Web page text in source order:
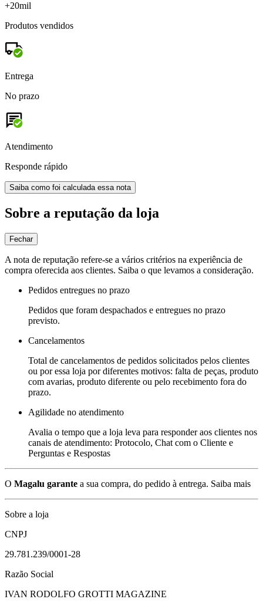
+20mil
Produtos vendidos
Entrega
No prazo
Atendimento
Responde rápido
Saiba como foi calculada essa nota
Sobre a reputação da loja
Fechar
A nota de reputação refere-se a vários critérios na experiência de
compra oferecida aos clientes. Saiba o que levamos a consideração.
Pedidos entregues no prazo
Pedidos que foram despachados e entregues no prazo
previsto.
Cancelamentos
Total de cancelamentos de pedidos solicitados pelos clientes
ou por essa loja por diferentes motivos: falta de peças, produto
com avarias, produto diferente ou pelo recebimento fora do
prazo.
Agilidade no atendimento
Avalia o tempo que a loja leva para responder aos clientes nos
canais de atendimento: Protocolo, Chat com o Cliente e
Perguntas e Respostas
O Magalu garante a sua compra, do pedido à entrega. Saiba mais
Sobre a loja
CNPJ
29.781.239/0001-28
Razão Social
IVAN RODOLFO GROTTI MAGAZINE